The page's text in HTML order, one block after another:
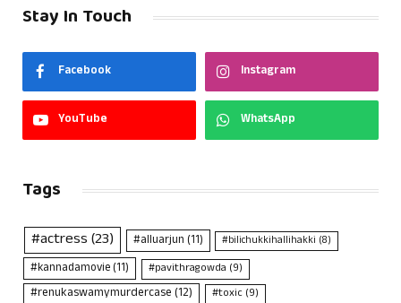
Stay In Touch
Facebook Instagram
YouTube WhatsApp
Tags
#actress(23) #alluarjun(11) #bilichukkihallihakki (8)
#kannadamovie(11) #pavithragowda (9)
#renukaswamymurdercase(12) #toxic(9)